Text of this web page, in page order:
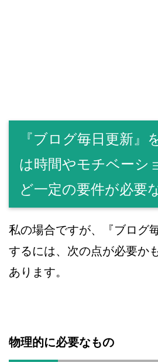
『ブログ毎日更新』
は時間やモチベーシ
ど一定の要件が必要
私の場合ですが、『ブログ
するには、次の点が必要か
あります。
物理的に必要なもの